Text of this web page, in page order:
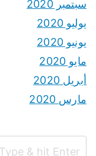
سبتمبر 2020
يوليو 2020
يونيو 2020
مايو 2020
أبريل 2020
مارس 2020